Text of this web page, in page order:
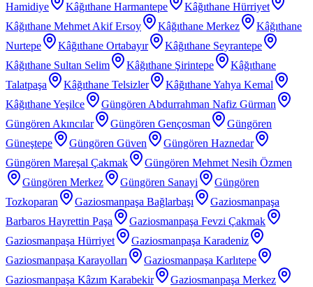
Hamidiye
Kâğıthane Harmantepe
Kâğıthane Hürriyet
Kâğıthane Mehmet Akif Ersoy
Kâğıthane Merkez
Kâğıthane
Nurtepe
Kâğıthane Ortabayır
Kâğıthane Seyrantepe
Kâğıthane Sultan Selim
Kâğıthane Şirintepe
Kâğıthane
Talatpaşa
Kâğıthane Telsizler
Kâğıthane Yahya Kemal
Kâğıthane Yeşilce
Güngören Abdurrahman Nafiz Gürman
Güngören Akıncılar
Güngören Gençosman
Güngören
Güneştepe
Güngören Güven
Güngören Haznedar
Güngören Mareşal Çakmak
Güngören Mehmet Nesih Özmen
Güngören Merkez
Güngören Sanayi
Güngören
Tozkoparan
Gaziosmanpaşa Bağlarbaşı
Gaziosmanpaşa
Barbaros Hayrettin Paşa
Gaziosmanpaşa Fevzi Çakmak
Gaziosmanpaşa Hürriyet
Gaziosmanpaşa Karadeniz
Gaziosmanpaşa Karayolları
Gaziosmanpaşa Karlıtepe
Gaziosmanpaşa Kâzım Karabekir
Gaziosmanpaşa Merkez